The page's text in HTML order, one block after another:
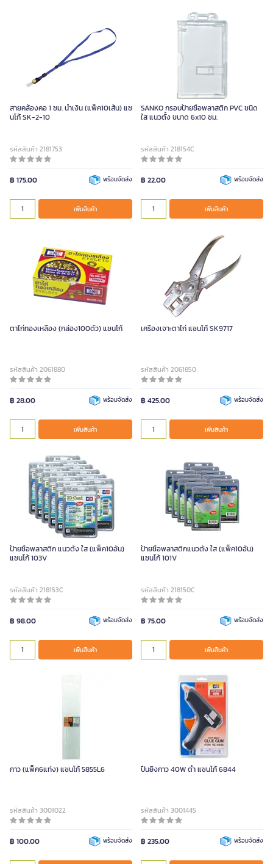
สายคล้องคอ 1 ซม. น้ำเงิน (แพ็ค10เส้น) แซ
นโก้ SK-2-10
รหัสสินค้า 2181753
฿ 175.00 พร้อมจัดส่ง
เพิ่มสินค้า
SANKO กรอบป้ายชื่อพลาสติก PVC ชนิด
ใส แนวตั้ง ขนาด 6x10 ซม.
รหัสสินค้า 218154C
฿ 22.00 พร้อมจัดส่ง
เพิ่มสินค้า
ตาไก่ทองเหลือง (กล่อง100ตัว) แซนโก้
รหัสสินค้า 2061880
฿ 28.00 พร้อมจัดส่ง
เพิ่มสินค้า
เครื่องเจาะตาไก่ แซนโก้ SK9717
รหัสสินค้า 2061850
฿ 425.00 พร้อมจัดส่ง
เพิ่มสินค้า
ป้ายชื่อพลาสติก แนวตั้ง ใส (แพ็ค10อัน)
แซนโก้ 103V
รหัสสินค้า 218153C
฿ 98.00 พร้อมจัดส่ง
เพิ่มสินค้า
ป้ายชื่อพลาสติกแนวตั้ง ใส (แพ็ค10อัน)
แซนโก้ 101V
รหัสสินค้า 218150C
฿ 75.00 พร้อมจัดส่ง
เพิ่มสินค้า
กาว (แพ็ค6แท่ง) แซนโก้ 5855L6
รหัสสินค้า 3001022
฿ 100.00 พร้อมจัดส่ง
ปืนยิงกาว 40W ดำ แซนโก้ 6844
รหัสสินค้า 3001445
฿ 235.00 พร้อมจัดส่ง